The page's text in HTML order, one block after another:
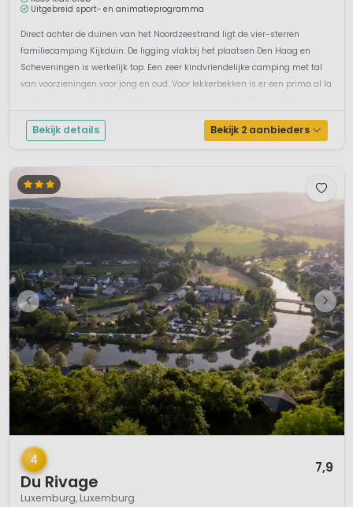
Uitgebreid sport- en animatieprogramma
Direct achter de duinen van het Noordzeestrand ligt de vier-sterren
familiecamping Kijkduin. De ligging vlakbij het plaatsen Den Haag en
Scheveningen is werkelijk top. Een zeer kindvriendelijke camping met tal
van voorzieningen voor jong en oud. Voor lekkerbekken is er een prima al la
Bekijk details Bekijk 2 aanbieders
1 / 11
4
Du Rivage
7,9
Luxemburg, Luxemburg